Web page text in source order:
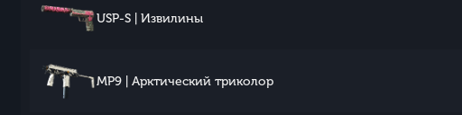
USP-S | Извилины
MP9 | Арктический триколор